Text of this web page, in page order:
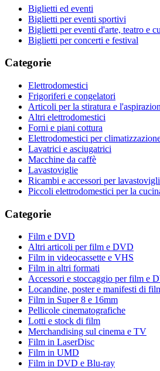
Biglietti ed eventi
Biglietti per eventi sportivi
Biglietti per eventi d'arte, teatro e
Biglietti per concerti e festival
Categorie
Elettrodomestici
Frigoriferi e congelatori
Articoli per la stiratura e
Altri elettrodomestici
Forni e piani cottura
Elettrodomestici per
Lavatrici e asciugatrici
Macchine da caffè
Lavastoviglie
Ricambi e accessori per
Piccoli elettrodomestici per la
Categorie
Film e DVD
Altri articoli per film e DVD
Film in videocassette e VHS
Film in altri formati
Accessori e stoccaggio per film e
Locandine, poster e manifesti di
Film in Super 8 e 16mm
Pellicole cinematografiche
Lotti e stock di film
Merchandising sul cinema e TV
Film in LaserDisc
Film in UMD
Film in DVD e Blu-ray